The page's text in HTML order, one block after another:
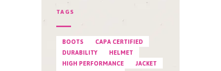
TAGS
BOOTS
CAPA CERTIFIED
DURABILITY
HELMET
HIGH PERFORMANCE
JACKET